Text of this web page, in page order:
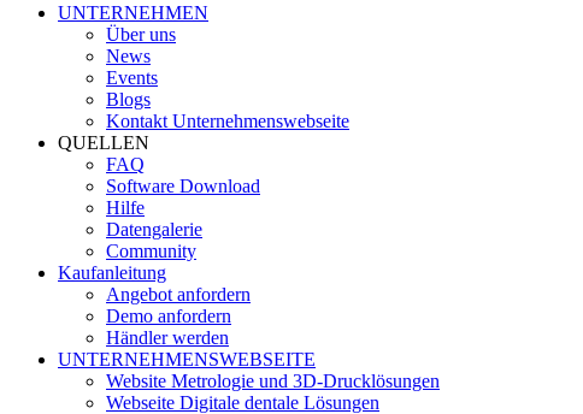
UNTERNEHMEN
Über uns
News
Events
Blogs
Kontakt Unternehmenswebseite
QUELLEN
FAQ
Software Download
Hilfe
Datengalerie
Community
Kaufanleitung
Angebot anfordern
Demo anfordern
Händler werden
UNTERNEHMENSWEBSEITE
Website Metrologie und 3D-Drucklösungen
Webseite Digitale dentale Lösungen